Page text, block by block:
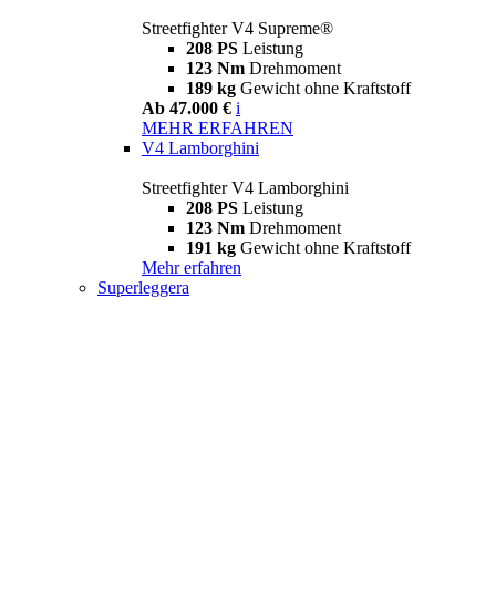
Streetfighter V4 Supreme®
208 PS Leistung
123 Nm Drehmoment
189 kg Gewicht ohne Kraftstoff
Ab 47.000 € i
MEHR ERFAHREN
V4 Lamborghini
Streetfighter V4 Lamborghini
208 PS Leistung
123 Nm Drehmoment
191 kg Gewicht ohne Kraftstoff
Mehr erfahren
Superleggera